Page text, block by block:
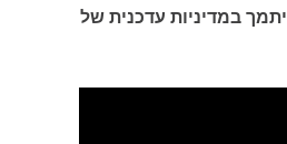
במדיניות עדכנית של